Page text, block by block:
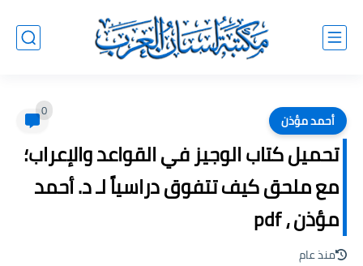
أحمد مؤذن 0
تحميل كتاب الوجيز في القواعد والإعراب؛
مع ملحق كيف تتفوق دراسياً لـ د. أحمد
مؤذن ، pdf
منذ عام